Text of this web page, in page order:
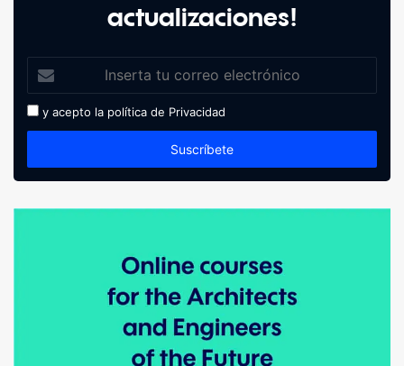
actualizaciones!
y acepto la política de Privacidad